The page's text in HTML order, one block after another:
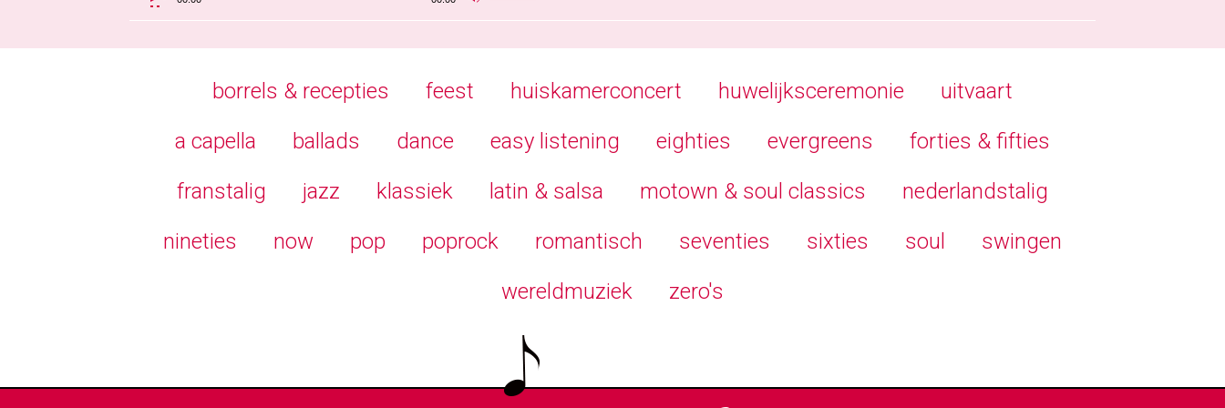
OM
VOLUME
borrels & recepties feest huiskamerconcert huwelijksceremonie
uitvaart
a capella
ballads dance easy listening eighties evergreens
forties & fifties
franstalig
jazz klassiek latin & salsa motown & soul classics
nederlandstalig
nineties
now pop poprock romantisch seventies sixties soul
swingen
wereldmuziek
zero's